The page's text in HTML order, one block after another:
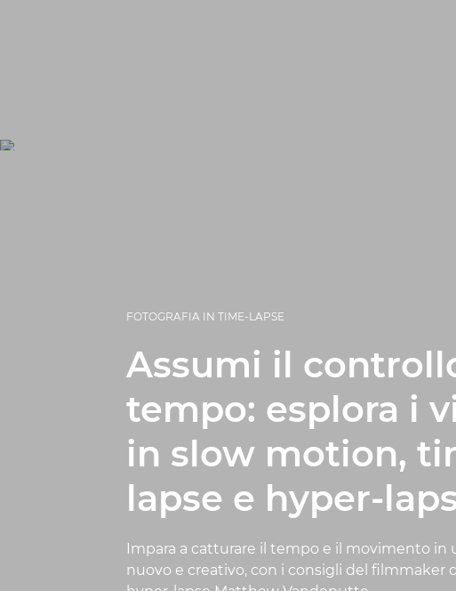
FOTOGRAFIA IN TIME-LAPSE
Assumi il
tempo: esplora i
in slow motion,
lapse e hyper-
Impara a catturare il tempo e il movimento in
nuovo e creativo, con i consigli del filmmaker